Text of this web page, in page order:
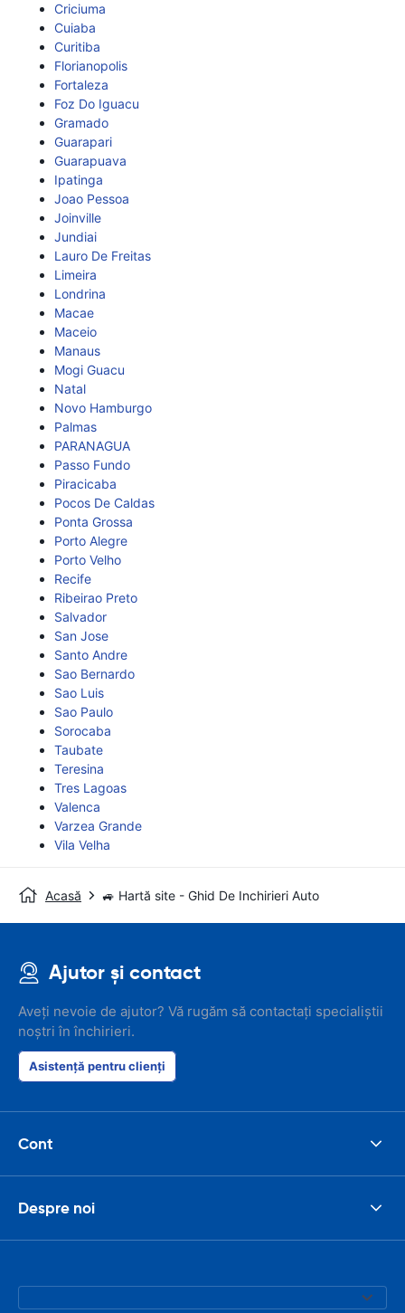
Criciuma
Cuiaba
Curitiba
Florianopolis
Fortaleza
Foz Do Iguacu
Gramado
Guarapari
Guarapuava
Ipatinga
Joao Pessoa
Joinville
Jundiai
Lauro De Freitas
Limeira
Londrina
Macae
Maceio
Manaus
Mogi Guacu
Natal
Novo Hamburgo
Palmas
PARANAGUA
Passo Fundo
Piracicaba
Pocos De Caldas
Ponta Grossa
Porto Alegre
Porto Velho
Recife
Ribeirao Preto
Salvador
San Jose
Santo Andre
Sao Bernardo
Sao Luis
Sao Paulo
Sorocaba
Taubate
Teresina
Tres Lagoas
Valenca
Varzea Grande
Vila Velha
Acasă 🚙 Hartă site - Ghid De Inchirieri Auto
Ajutor și contact
Aveți nevoie de ajutor? Vă rugăm să contactați specialiștii
noștri în închirieri.
Asistență pentru clienți
Cont
Despre noi